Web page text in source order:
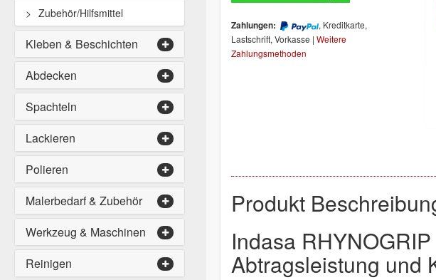
Zubehör/Hilfsmittel
Kleben & Beschichten
Abdecken
Spachteln
Lackieren
Polieren
Malerbedarf & Zubehör
Werkzeug & Maschinen
Reinigen
Zahlungen:
, Kreditkarte,
Lastschrift, Vorkasse | Weitere
Zahlungsmethoden
Produkt
Indasa
Abtragsleistung und